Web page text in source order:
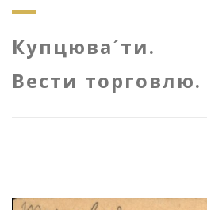
Купцюваˊти.
Вести торговлю.